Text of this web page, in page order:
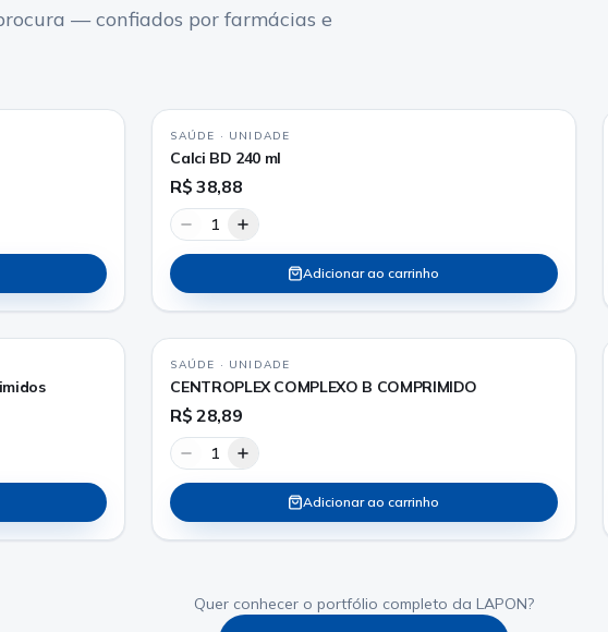
— confiados por farmácias e
SAÚDE · UNIDADE
Calci BD 240 ml
R$ 38,88
1
Adicionar ao carrinho
SAÚDE · UNIDADE
CENTROPLEX COMPLEXO B COMPRIMIDO
R$ 28,89
1
Adicionar ao carrinho
Quer conhecer o portfólio completo da LAPON?